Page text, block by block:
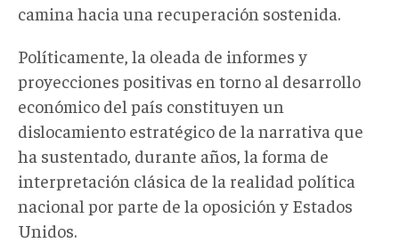
camina hacia una recuperación sostenida.
Políticamente, la oleada de informes y
proyecciones positivas en torno al desarrollo
económico del país constituyen un
dislocamiento estratégico de la narrativa que
ha sustentado, durante años, la forma de
interpretación clásica de la realidad política
nacional por parte de la oposición y Estados
Unidos.